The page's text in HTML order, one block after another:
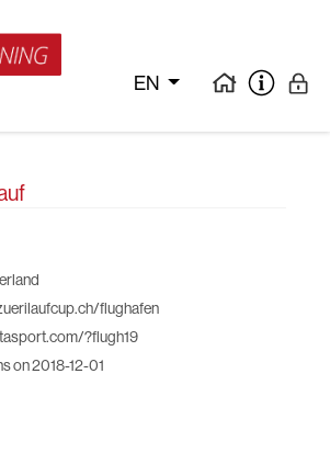
EN
flughafen
?flugh19
on 2018-12-01